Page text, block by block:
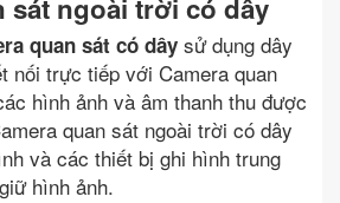
sát ngoài trời có dây
quan sát có dây sử dụng dây
nối trực tiếp với Camera quan
hình ảnh và âm thanh thu được
quan sát ngoài trời có dây
và các thiết bị ghi hình trung
hình ảnh.